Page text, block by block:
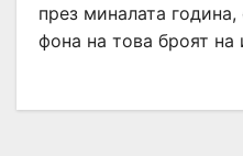
през миналата
фона на това броят на